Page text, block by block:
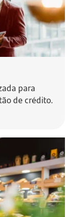
para
de crédito.